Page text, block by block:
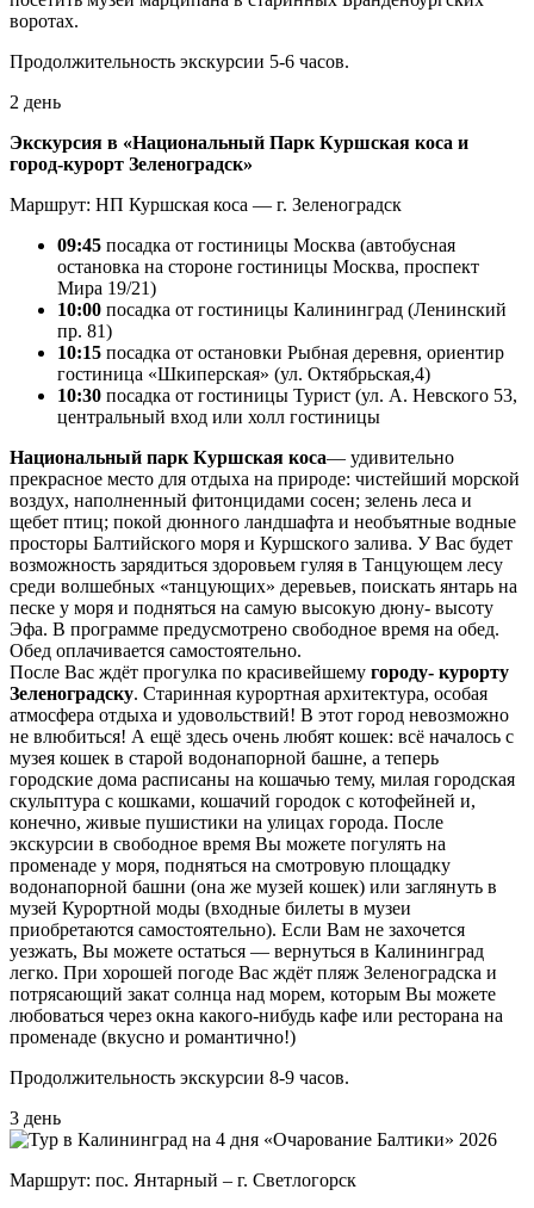
воротах.
Продолжительность экскурсии 5-6 часов.
2 день
Экскурсия в «Национальный Парк Куршская коса и
город-курорт Зеленоградск»
Маршрут: НП Куршская коса — г. Зеленоградск
09:45 посадка от гостиницы Москва (автобусная
остановка на стороне гостиницы Москва, проспект
Мира 19/21)
10:00 посадка от гостиницы Калининград (Ленинский
пр. 81)
10:15 посадка от остановки Рыбная деревня, ориентир
гостиница «Шкиперская» (ул. Октябрьская,4)
10:30 посадка от гостиницы Турист (ул. А. Невского 53,
центральный вход или холл гостиницы
Национальный парк Куршская коса— удивительно
прекрасное место для отдыха на природе: чистейший морской
воздух, наполненный фитонцидами сосен; зелень леса и
щебет птиц; покой дюнного ландшафта и необъятные водные
просторы Балтийского моря и Куршского залива. У Вас будет
возможность зарядиться здоровьем гуляя в Танцующем лесу
среди волшебных «танцующих» деревьев, поискать янтарь на
песке у моря и подняться на самую высокую дюну- высоту
Эфа. В программе предусмотрено свободное время на обед.
Обед оплачивается самостоятельно.
После Вас ждёт прогулка по красивейшему городу- курорту
Зеленоградску. Старинная курортная архитектура, особая
атмосфера отдыха и удовольствий! В этот город невозможно
не влюбиться! А ещё здесь очень любят кошек: всё началось с
музея кошек в старой водонапорной башне, а теперь
городские дома расписаны на кошачью тему, милая городская
скульптура с кошками, кошачий городок с котофейней и,
конечно, живые пушистики на улицах города. После
экскурсии в свободное время Вы можете погулять на
променаде у моря, подняться на смотровую площадку
водонапорной башни (она же музей кошек) или заглянуть в
музей Курортной моды (входные билеты в музеи
приобретаются самостоятельно). Если Вам не захочется
уезжать, Вы можете остаться — вернуться в Калининград
легко. При хорошей погоде Вас ждёт пляж Зеленоградска и
потрясающий закат солнца над морем, которым Вы можете
любоваться через окна какого-нибудь кафе или ресторана на
променаде (вкусно и романтично!)
Продолжительность экскурсии 8-9 часов.
3 день
Маршрут: пос. Янтарный – г. Светлогорск